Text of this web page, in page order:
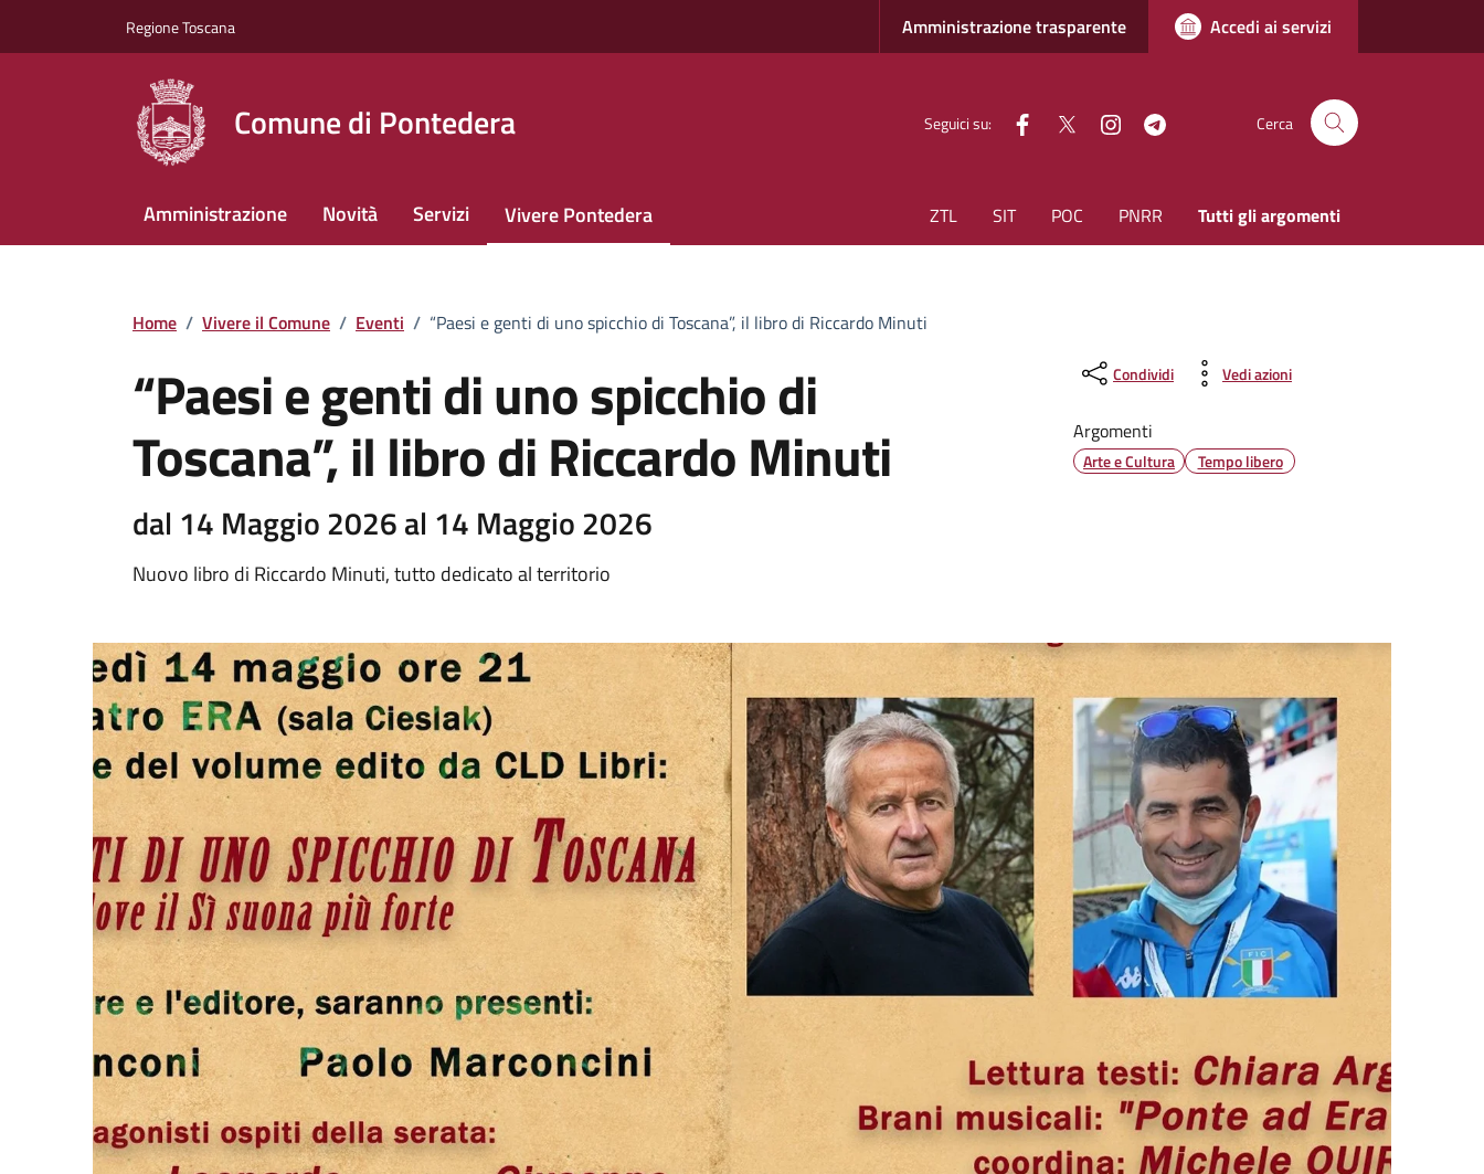
Regione Toscana Amministrazione trasparente Accedi ai servizi
Comune di Pontedera Seguici su: facebook
Twitter instagram Cerca
Amministrazione Novità Servizi Vivere Pontedera ZTL SIT POC PNRR Tutti gli argomenti
Home / Vivere il Comune / Eventi / “Paesi e genti di uno spicchio di Toscana”, il libro di Riccardo Minuti
“Paesi e genti di uno spicchio di
Toscana”, il libro di Riccardo Minuti
dal 14 Maggio 2026 al 14 Maggio 2026
Nuovo libro di Riccardo Minuti, tutto dedicato al territorio
Condividi Vedi azioni
Argomenti
Arte e Cultura Tempo libero